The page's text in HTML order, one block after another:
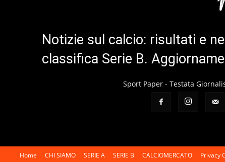
Notizie sul calcio: risultati e
classifica Serie B.
Sport Paper - Testata
Home CHI SIAMO SERIE A SERIE B CALCIOMERCATO Privacy